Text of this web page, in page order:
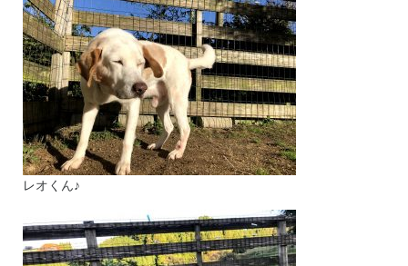
レオくん♪